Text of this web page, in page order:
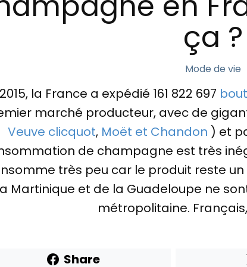
ça ?
Mode de vie
la France a expédié 161 822 697
marché producteur, avec de
Veuve clicquot, Moët et Chandon ) et
de champagne est très
très peu car le produit reste un
Martinique et de la Guadeloupe ne
métropolitaine.
Share